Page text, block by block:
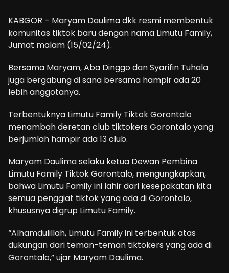
KABGOR – Maryam Daulima dkk resmi membentuk
komunitas tiktok baru dengan nama Limutu Family,
Jumat malam (15/02/24).
Bersama Maryam, Aba Dinggo dan Syarifin Tuhala
juga bergabung di sana bersama hampir ada 20
lebih anggotanya.
Terbentuknya Limutu Family Tiktok Gorontalo
menambah deretan club tiktokers Gorontalo yang
berjumlah hampir ada 13 club.
Maryam Daulima selaku ketua Dewan Pembina
Limutu Family Tiktok Gorontalo, mengungkapkan,
bahwa Limutu Family ini lahir dari kesepakatan kita
semua penggiat tiktok yang ada di Gorontalo,
khususnya digrup Limutu Family.
“Alhamdulillah, Limutu Family ini terbentuk atas
dukungan dari teman-teman tiktokers yang ada di
Gorontalo,” ujar Maryam Daulima.